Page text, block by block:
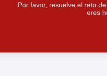
Por favor, resuelve el reto
eres